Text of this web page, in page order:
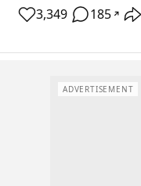
3,349 185 ↗
ADVERTISEMENT